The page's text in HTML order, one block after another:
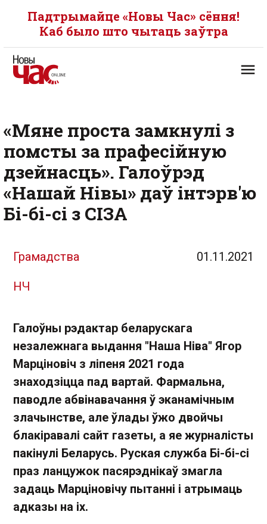
Падтрымайце «Новы Час» сёння!
Каб было што чытаць заўтра
«Мяне проста замкнулі з
помсты за прафесійную
дзейнасць». Галоўрэд
«Нашай Нівы» даў інтэрв'ю
Бі-бі-сі з СІЗА
Грамадства 01.11.2021
НЧ
Галоўны рэдактар беларускага
незалежнага выдання "Наша Ніва" Ягор
Марціновіч з ліпеня 2021 года
знаходзіцца пад вартай. Фармальна,
паводле абвінавачання ў эканамічным
злачынстве, але ўлады ўжо двойчы
блакіравалі сайт газеты, а яе журналісты
пакінулі Беларусь. Руская служба Бі-бі-сі
праз ланцужок пасярэднікаў змагла
задаць Марціновічу пытанні і атрымаць
адказы на іх.